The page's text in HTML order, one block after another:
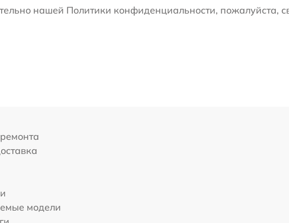
нашей Политики конфиденциальности, пожалуйста,
модели